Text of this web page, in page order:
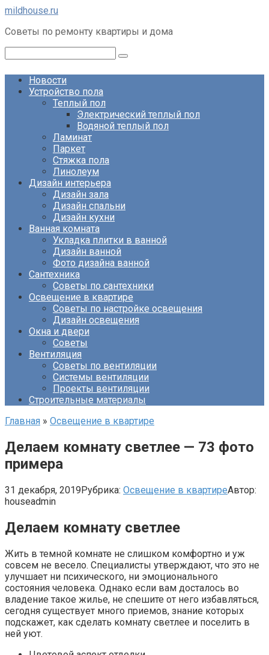
Перейти
контенту
mildhouse.ru
Советы по ремонту квартиры и дома
Новости
Устройство пола
Теплый пол
Электрический теплый пол
Водяной теплый пол
Ламинат
Паркет
Стяжка пола
Линолеум
Дизайн интерьера
Дизайн зала
Дизайн спальни
Дизайн кухни
Ванная комната
Укладка плитки в ванной
Дизайн ванной
Фото дизайна ванной
Сантехника
Советы по сантехники
Освещение в квартире
Советы по настройке освещения
Дизайн освещения
Окна и двери
Советы
Вентиляция
Советы по вентиляции
Системы вентиляции
Проекты вентиляции
Строительные материалы
Главная » Освещение в квартире
Делаем комнату светлее — 73 фото
примера
31 декабря, 2019Рубрика: Освещение в квартиреАвтор:
houseadmin
Делаем комнату светлее
Жить в темной комнате не слишком комфортно и уж
совсем не весело. Специалисты утверждают, что это не
улучшает ни психического, ни эмоционального
состояния человека. Однако если вам досталось во
владение такое жилье, не спешите от него избавляться,
сегодня существует много приемов, знание которых
подскажет, как сделать комнату светлее и поселить в
ней уют.